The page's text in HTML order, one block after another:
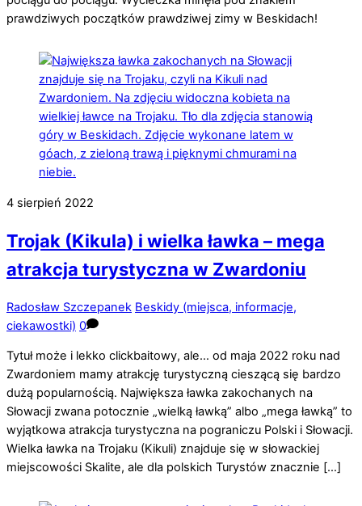
prawdziwych początków prawdziwej zimy w Beskidach!
4 sierpień 2022
Trojak (Kikula) i wielka ławka – mega
atrakcja turystyczna w Zwardoniu
Radosław Szczepanek Beskidy (miejsca, informacje,
ciekawostki) 0
Tytuł może i lekko clickbaitowy, ale… od maja 2022 roku nad
Zwardoniem mamy atrakcję turystyczną cieszącą się bardzo
dużą popularnością. Największa ławka zakochanych na
Słowacji zwana potocznie „wielką ławką” albo „mega ławką” to
wyjątkowa atrakcja turystyczna na pograniczu Polski i Słowacji.
Wielka ławka na Trojaku (Kikuli) znajduje się w słowackiej
miejscowości Skalite, ale dla polskich Turystów znacznie […]